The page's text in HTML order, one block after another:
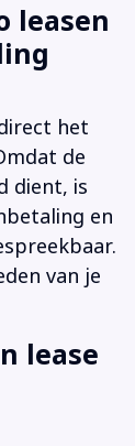
leasen
het
de
dient, is
en
van je
lease